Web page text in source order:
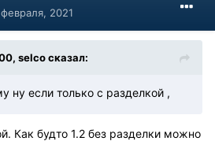
2021
selco сказал:
ну если только с разделкой ,
Как будто 1.2 без разделки можно